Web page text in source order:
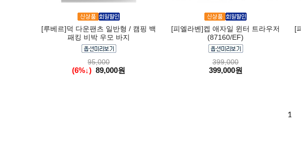
[루베르]덕 다운팬츠 일반형 / 캠핑 백
패킹 비박 우모 바지
95,000
(6%↓) 89,000원
[피엘라벤]켑 애자일 윈터 트라우저
(87160/EF)
399,000
399,000원
[
1